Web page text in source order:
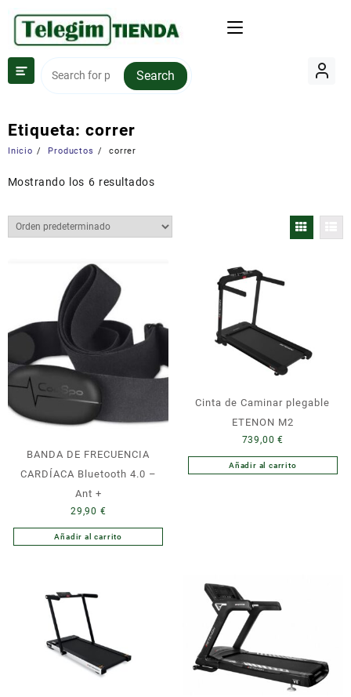
contenido
Search
Etiqueta: correr
Inicio Productos correr
Mostrando los 6 resultados
BANDA DE FRECUENCIA
CARDÍACA Bluetooth 4.0 –
Ant +
29,90 €
Añadir al carrito
Cinta de Caminar plegable
ETENON M2
739,00€
Añadir al carrito